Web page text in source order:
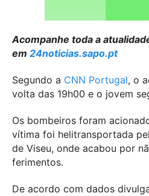
Acompanhe toda a
em 24noticias.sapo.pt
Segundo a CNN Portugal, o
volta das 19h00 e o jovem
Os bombeiros foram
vítima foi helitransportada
de Viseu, onde acabou por
ferimentos.
De acordo com dados